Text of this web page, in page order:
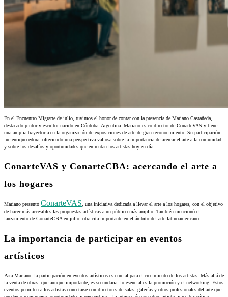
En el Encuentro Migrarte de julio, tuvimos el honor de contar con la presencia de Mariano Castañeda,
destacado pintor y escultor nacido en Córdoba, Argentina. Mariano es co-director de ConarteVAS y tiene
una amplia trayectoria en la organización de exposiciones de arte de gran reconocimiento. Su participación
fue enriquecedora, ofreciendo una perspectiva valiosa sobre la importancia de acercar el arte a la comunidad
y sobre los desafíos y oportunidades que enfrentan los artistas hoy en día.
ConarteVAS y ConarteCBA: acercando el arte a
los hogares
Mariano presentó ConarteVAS, una iniciativa dedicada a llevar el arte a los hogares, con el objetivo
de hacer más accesibles las propuestas artísticas a un público más amplio. También mencionó el
lanzamiento de ConarteCBA en julio, otra cita importante en el ámbito del arte latinoamericano.
La importancia de participar en eventos
artísticos
Para Mariano, la participación en eventos artísticos es crucial para el crecimiento de los artistas. Más allá de
la venta de obras, que aunque importante, es secundaria, lo esencial es la promoción y el networking. Estos
eventos permiten a los artistas conectarse con directores de salas, galerías y otros profesionales del arte que